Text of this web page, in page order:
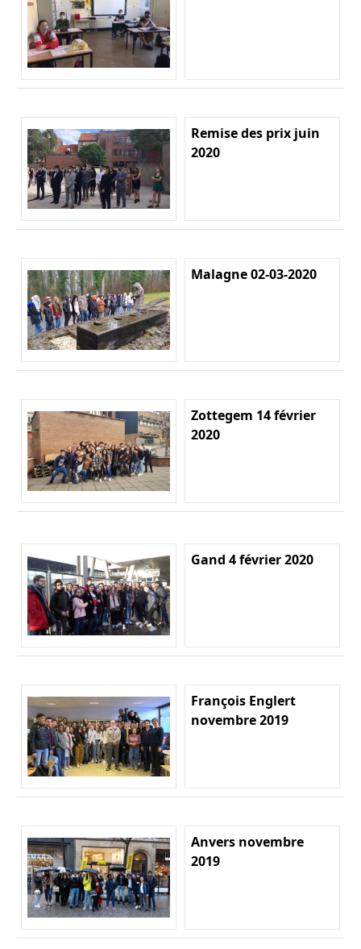
Remise des prix juin
2020
Malagne 02-03-2020
Zottegem 14 février
2020
Gand 4 février 2020
François Englert
novembre 2019
Anvers novembre
2019